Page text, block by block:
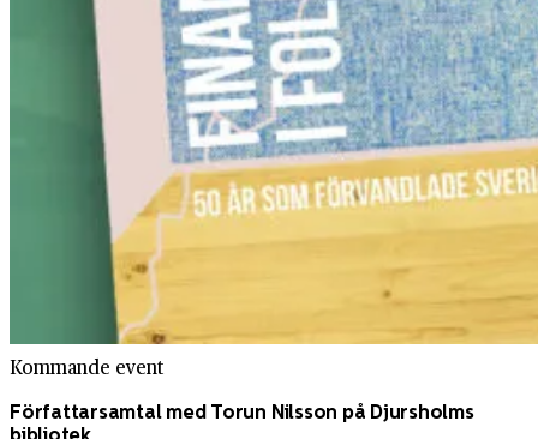
Kommande event
Författarsamtal med Torun Nilsson på Djursholms